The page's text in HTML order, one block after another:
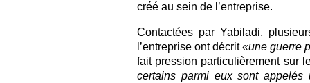
créé au sein de l’entreprise.
Contactées par Yabiladi,
l’entreprise ont décrit«une guerre
fait pression particulièrement sur
certains parmi eux sont